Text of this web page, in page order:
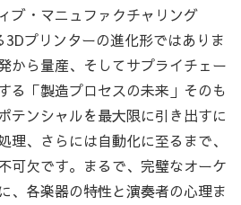
ブ・マニュファクチャリング
3Dプリンターの進化形ではありま
から量産、そしてサプライチェー
る「製造プロセスの未来」そのも
テンシャルを最大限に引き出すに
理、さらには自動化に至るまで、
可欠です。まるで、完璧なオーケ
、各楽器の特性と演奏者の心理ま